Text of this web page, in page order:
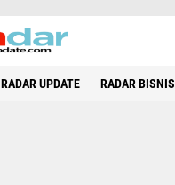
RADAR UPDATE RADAR BISNIS